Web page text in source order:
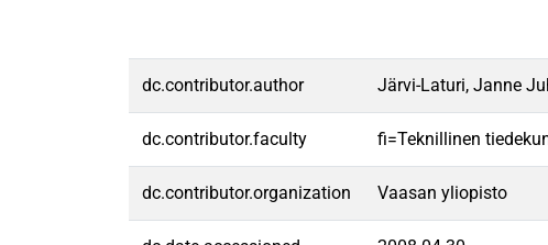
dc.contributor.author Järvi-Laturi, Janne
dc.contributor.faculty fi=Teknillinen
dc.contributor.organization Vaasan yliopisto